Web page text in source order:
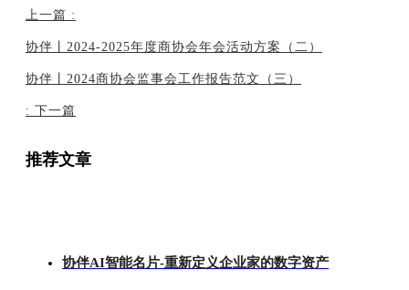
上一篇 :
协伴丨2024-2025年度商协会年会活动方案（二）
协伴丨2024商协会监事会工作报告范文（三）
: 下一篇
推荐文章
协伴AI智能名片-重新定义企业家的数字资产